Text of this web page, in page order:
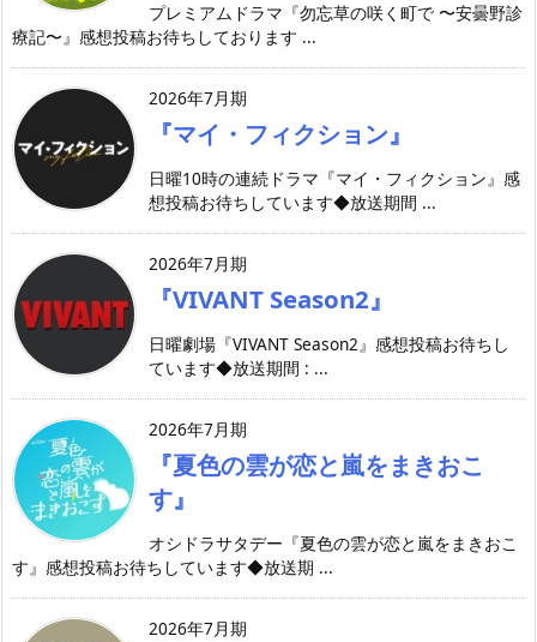
プレミアムドラマ『勿忘草の咲く町で 〜安曇野診
療記〜』感想投稿お待ちしております ...
2026年7月期
『マイ・フィクション』
日曜10時の連続ドラマ『マイ・フィクション』感
想投稿お待ちしています◆放送期間 ...
2026年7月期
『VIVANT Season2』
日曜劇場『VIVANT Season2』感想投稿お待ちし
ています◆放送期間 : ...
2026年7月期
『夏色の雲が恋と嵐をまきおこ
す』
オシドラサタデー『夏色の雲が恋と嵐をまきおこ
す』感想投稿お待ちしています◆放送期 ...
2026年7月期